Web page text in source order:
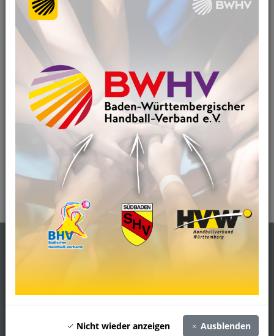
Hier finden Sie:
Männer
Frauen
2
Anschrift
79100 Freiburg
Email:info(@)hv-suedb.de
Nicht wieder anzeigen Ausblenden